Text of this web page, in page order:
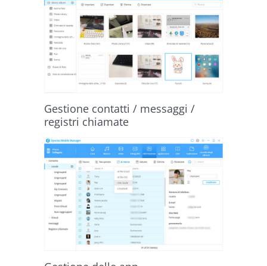
Gestione contatti / messaggi /
registri chiamate